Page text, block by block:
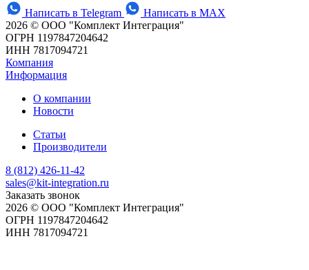
Написать в Telegram
Написать в MAX
2026 © ООО "Комплект Интеграция"
ОГРН 1197847204642
ИНН 7817094721
Компания
Информация
О компании
Новости
Статьи
Производители
8 (812) 426-11-42
sales@kit-integration.ru
Заказать звонок
2026 © ООО "Комплект Интеграция"
ОГРН 1197847204642
ИНН 7817094721